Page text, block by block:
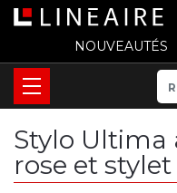
NOUVEAUTÉS
Stylo Ultima
rose et stylet